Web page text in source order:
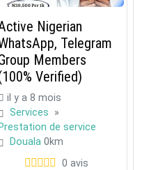
Nigerian
Telegram
Members
Verified)
il y a 8 mois
Services »
Prestation de service
Douala 0km
0 avis